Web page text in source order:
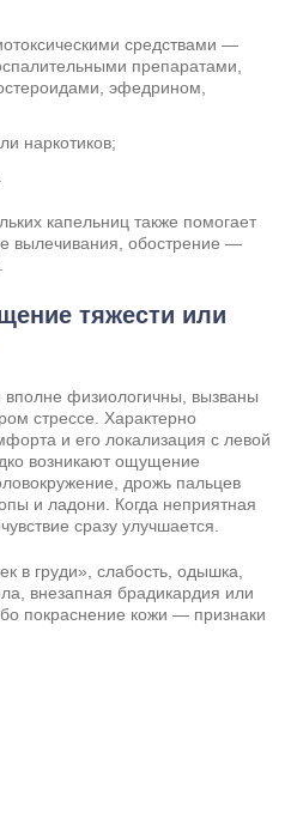
средствами —
препаратами,
эфедрином,
наркотиков;
капельниц также помогает
вылечивания, обострение —
тяжести или
физиологичны, вызваны
стрессе. Характерно
и его локализация с левой
возникают ощущение
дрожь пальцев
и ладони. Когда неприятная
сразу улучшается.
в груди», слабость, одышка,
внезапная брадикардия или
покраснение кожи — признаки
вам